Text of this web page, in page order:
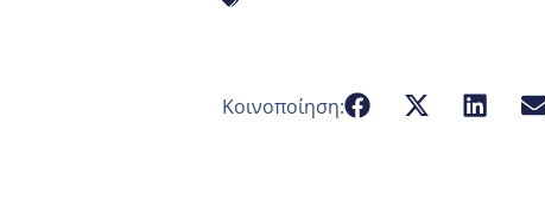
Κοινοποίηση: